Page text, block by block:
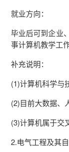
就业方向：
毕业后可到企业
事计算机教学工作
补充说明：
(1)计算机科学与
(2)目前大数据、
(3)计算机属于交
2.电气工程及其